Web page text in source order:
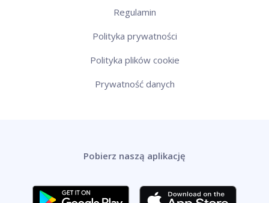
Regulamin
Polityka prywatności
Polityka plików cookie
Prywatność danych
Pobierz naszą aplikację